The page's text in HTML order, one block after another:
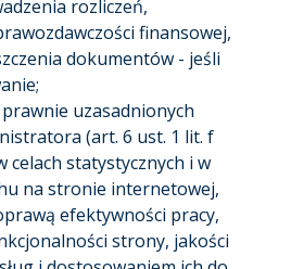
rozliczeń,
finansowej,
dokumentów - jeśli
uzasadnionych
(art. 6 ust. 1 lit. f
celach statystycznych i w
na stronie internetowej,
efektywności pracy,
strony, jakości